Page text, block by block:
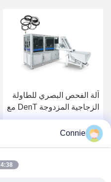
آلة الفحص البصري للطاولة
الزجاجية المزدوجة DenT مع
سرعة الكشف العالية
احصل على أفضل سعر
Connie
4:38 AM